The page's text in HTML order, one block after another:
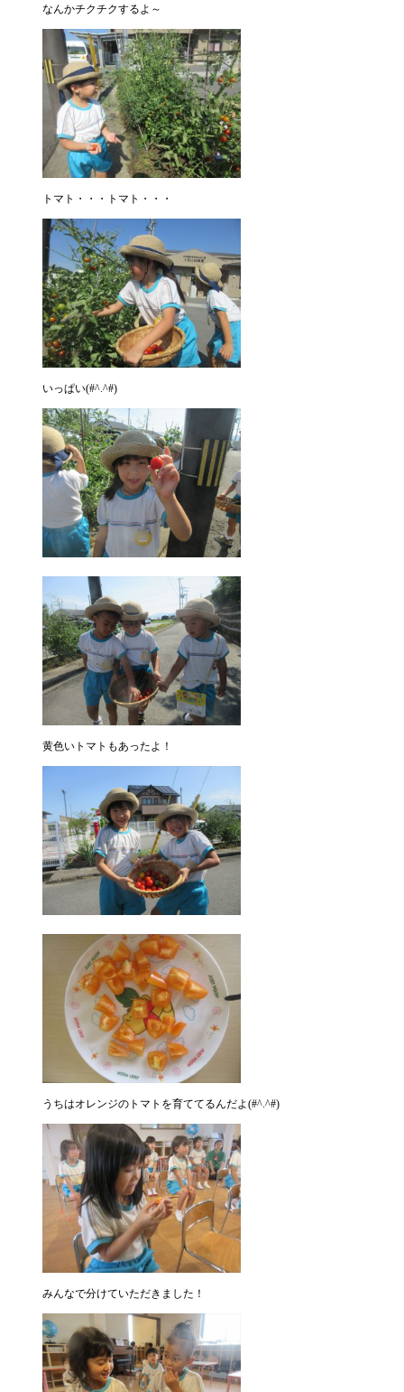
なんかチクチクするよ～
トマト・・・トマト・・・
いっぱい(#^.^#)
黄色いトマトもあったよ！
うちはオレンジのトマトを育ててるんだよ(#^.^#)
みんなで分けていただきました！